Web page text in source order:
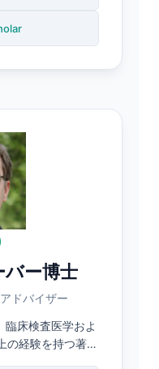
Medical
ー博士
ドバイザー
床検査医学およ
の経験を持つ著名